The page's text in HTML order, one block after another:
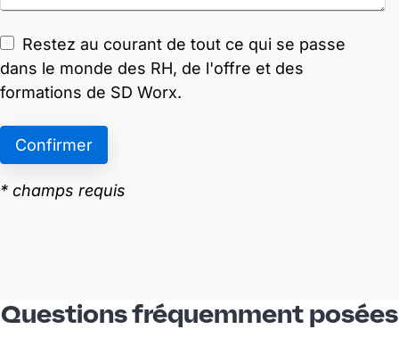
Questions fréquemment posées